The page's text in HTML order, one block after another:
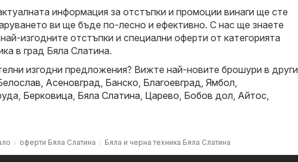
информация за отстъпки и промоции винаги ще сте
ви ще бъде по-лесно и ефективно. С нас ще знаете
изгодните отстъпки и специални оферти от категорията
в град Бяла Слатина.
изгодни предложения? Вижте най-новите брошури в други
, Асеновград, Банско, Благоевград, Ямбол,
, Берковица, Бяла Слатина, Царево, Бобов дол, Айтос,
оферти Бяла Слатина Бяла и черна техника Бяла Слатина